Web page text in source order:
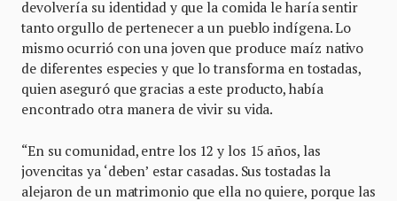
devolvería su identidad y que la comida le haría sentir
tanto orgullo de pertenecer a un pueblo indígena. Lo
mismo ocurrió con una joven que produce maíz nativo
de diferentes especies y que lo transforma en tostadas,
quien aseguró que gracias a este producto, había
encontrado otra manera de vivir su vida.
“En su comunidad, entre los 12 y los 15 años, las
jovencitas ya ‘deben’ estar casadas. Sus tostadas la
alejaron de un matrimonio que ella no quiere, porque las